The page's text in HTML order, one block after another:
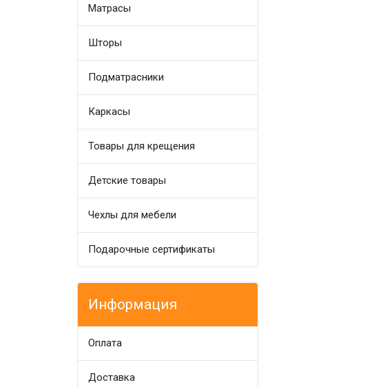
Матрасы
Шторы
Подматрасники
Каркасы
Товары для крещения
Детские товары
Чехлы для мебели
Подарочные сертификаты
Информация
Оплата
Доставка